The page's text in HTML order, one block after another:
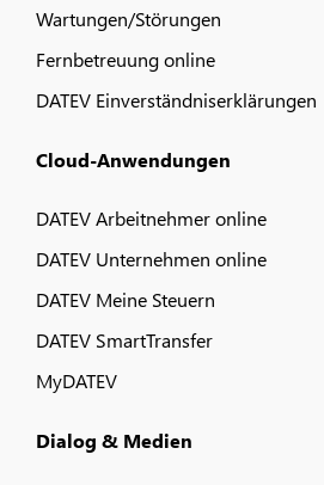
Wartungen/Störungen
Fernbetreuung online
DATEV Einverständniserklärungen
Cloud-Anwendungen
DATEV Arbeitnehmer online
DATEV Unternehmen online
DATEV Meine Steuern
DATEV SmartTransfer
MyDATEV
Dialog & Medien